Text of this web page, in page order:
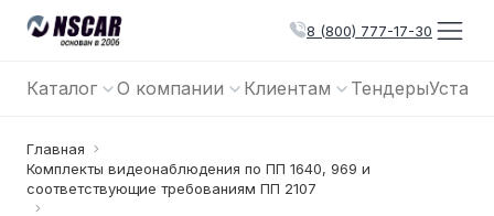
8 (800) 777-17-30
Каталог О компании Клиентам Тендеры
Главная
Комплекты видеонаблюдения по ПП 1640, 969 и
соответствующие требованиям ПП 2107